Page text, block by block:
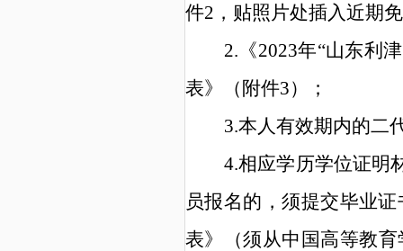
件2 ， 贴照片处插入近期
2. 《2023年“山东利津
表》
（ 附件3）；
3.本人有效期内的二
4.相应学历学位证明
员报名的，须提交毕业
表》
（须从中国高等教